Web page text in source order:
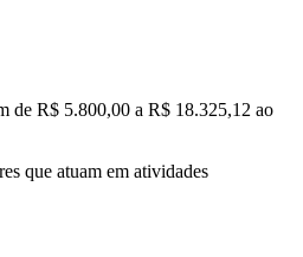
de R$ 5.800,00 a R$ 18.325,12 ao
que atuam em atividades